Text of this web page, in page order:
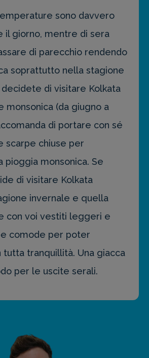
sono davvero
il giorno, mentre di sera
di parecchio rendendo
soprattutto nella stagione
di visitare Kolkata
monsonica (da giugno a
di portare con sé
scarpe chiuse per
pioggia monsonica. Se
di visitare Kolkata
invernale e quella
con voi vestiti leggeri e
comode per poter
tutta tranquillità. Una giacca
per le uscite serali.